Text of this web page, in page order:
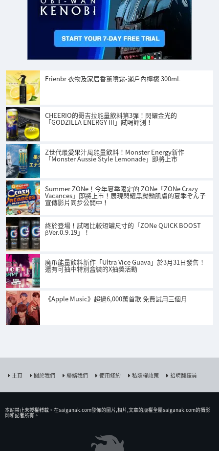
Frienbr 衣物及家居香薰噴霧-瀨戶內檸檬 300mL
CHEERIO的哥吉拉能量飲料第3彈！閃耀金光的
「GODZILLA ENERGY III」試喝評測！
Z世代最愛果汁風能量飲料！Monster Energy新作
「Monster Aussie Style Lemonade」即將上市
Summer ZONe！今年夏季限定的 ZONe「ZONe Crazy
Vacances」即將上市！展現閃耀黑黝黝肌膚的夏季ぞん子
宣傳影片同步公開中！
終於登場！試喝比較短罐尺寸的「ZONe QUICK BOOST
βVer.0.9.19」！
魔爪能量飲料新作「Ultra Vice Guava」於3月31日發售！
還有可抽中特別盒裝的X抽獎活動
《Apple Music》超過6,000萬首歌 免費試用三個月
主頁 關於我們 聯絡我們 使用條約 私隱權政策 招聘翻譯員
本站禁止未授權𨍭載。在saiganak.com發佈的圖片,相片,文章的版權全屬saiganak.com的攝影
師和記者所有。